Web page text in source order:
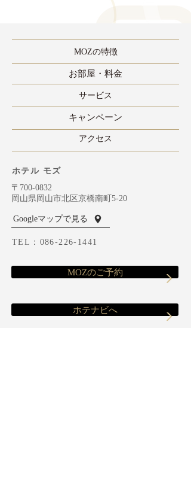
MOZの特徴
​お部屋・料金
​サービス
​キャンペーン
​アクセス
ホテル モズ
〒700-0832
岡山県岡山市北区京橋南町5-20
Googleマップで見る
TEL： 086-226-1441
MOZのご予約
ホテナビへ